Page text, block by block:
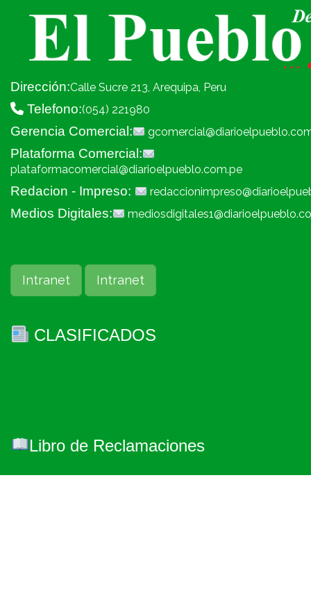
Dirección:Calle Sucre 213, Arequipa, Peru
Telefono:(054) 221980
Gerencia Comercial:
Plataforma Comercial:
plataformacomercial@diarioelpueblo.com.pe
Redacion - Impreso:
Medios Digitales:
Intranet Intranet
CLASIFICADOS
Libro de Reclamaciones